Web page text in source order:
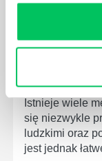
JAKĄ
Istnieje wiele
się niezwykle
ludzkimi oraz
jest jednak